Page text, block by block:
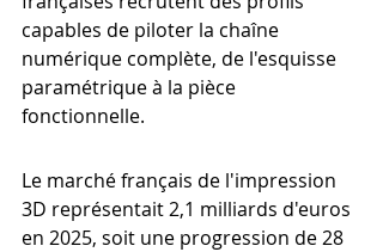
capables de piloter la chaîne
numérique complète, de l'esquisse
paramétrique à la pièce
fonctionnelle.
Le marché français de l'impression
3D représentait 2,1 milliards d'euros
en 2025, soit une progression de 28